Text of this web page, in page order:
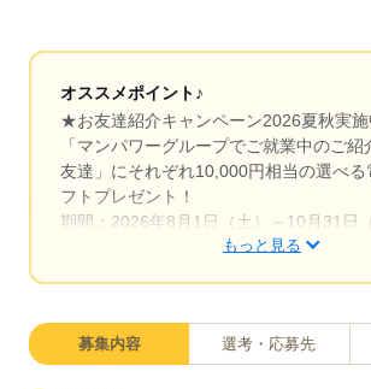
オススメポイント♪
★お友達紹介キャンペーン2026夏秋実
「マンパワーグループでご就業中のご紹
友達」にそれぞれ10,000円相当の選べ
フトプレゼント！
期間：2026年8月1日（土）～10月31日（
理・財務業務をお任せします◎幅広く経
キルアップにもなりますね♪
もっと見る
募集内容 選考・応募先